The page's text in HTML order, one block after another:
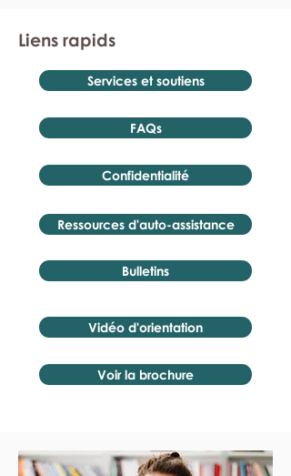
Liens rapids
Services et soutiens
FAQs
Confidentialité
Ressources d'auto-assistance
Bulletins
Vidéo d'orientation
Voir la brochure